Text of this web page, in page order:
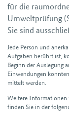
für die
Umwelt­prüfung
Sie sind
Jede Person und
Aufgaben berührt ist,
Beginn der Auslegung
Einwendungen
mittelt werden.
Weitere Informationen
finden Sie in der